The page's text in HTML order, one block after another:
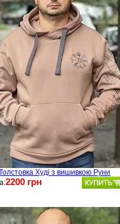
Худі з вишивкою Руни
2200 грн